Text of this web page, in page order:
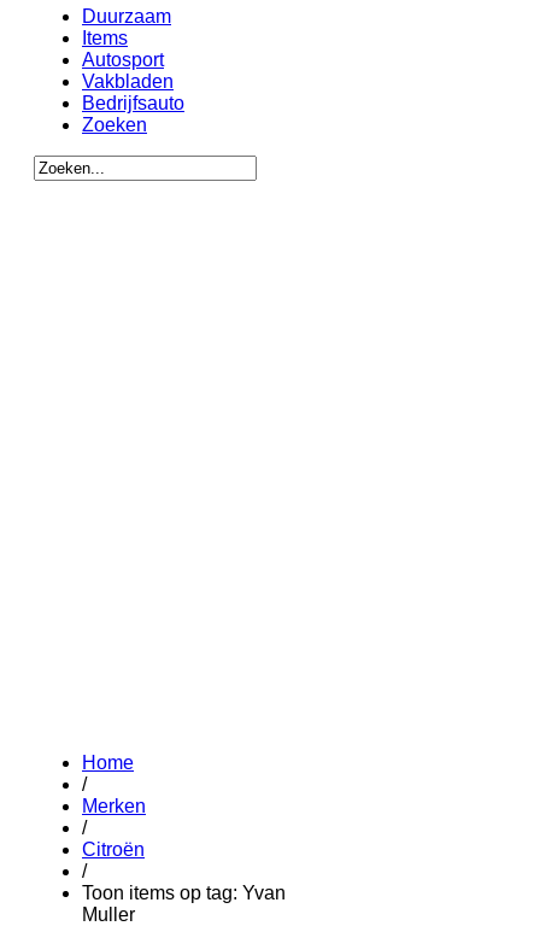
Duurzaam
Items
Autosport
Vakbladen
Bedrijfsauto
Zoeken
Home
/
Merken
/
Citroën
/
Toon items op tag: Yvan
Muller